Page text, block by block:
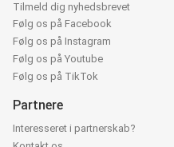
Tilmeld dig nyhedsbrevet
Følg os på Facebook
Følg os på Instagram
Følg os på Youtube
Følg os på TikTok
Partnere
Interesseret i partnerskab?